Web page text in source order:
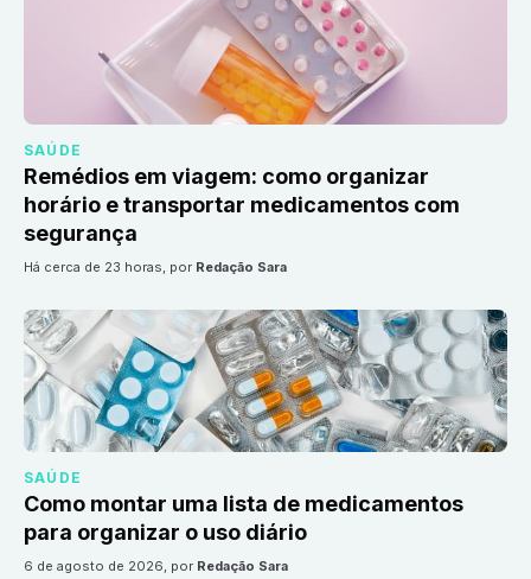
SAÚDE
Remédios em viagem: como organizar
horário e transportar medicamentos com
segurança
há cerca de 23 horas, por Redação Sara
SAÚDE
Como montar uma lista de medicamentos
para organizar o uso diário
6 de agosto de 2026, por Redação Sara